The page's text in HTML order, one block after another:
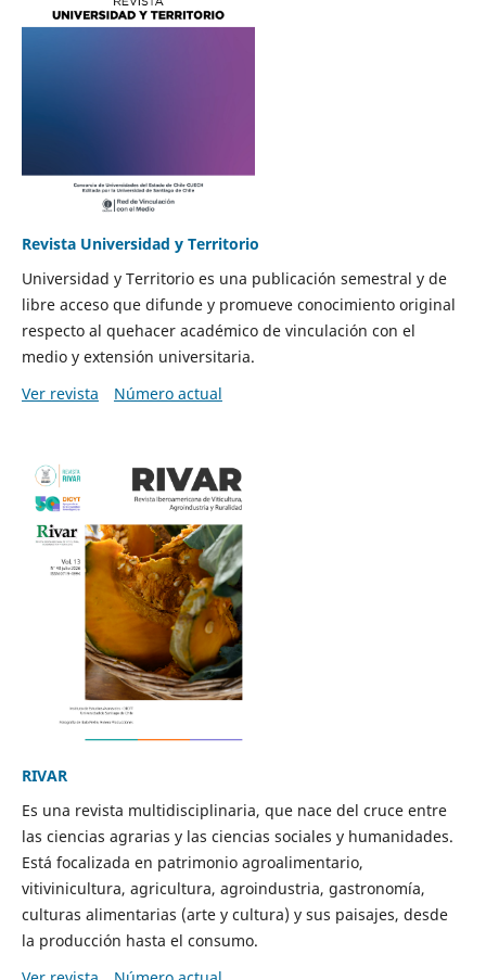
Revista Universidad y Territorio
Universidad y Territorio es una publicación semestral y de
libre acceso que difunde y promueve conocimiento original
respecto al quehacer académico de vinculación con el
medio y extensión universitaria.
Ver revista
Número actual
RIVAR
Es una revista multidisciplinaria, que nace del cruce entre
las ciencias agrarias y las ciencias sociales y humanidades.
Está focalizada en patrimonio agroalimentario,
vitivinicultura, agricultura, agroindustria, gastronomía,
culturas alimentarias (arte y cultura) y sus paisajes, desde
la producción hasta el consumo.